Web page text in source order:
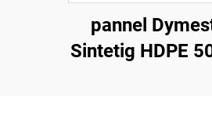
pannel
Sintetig HDPE